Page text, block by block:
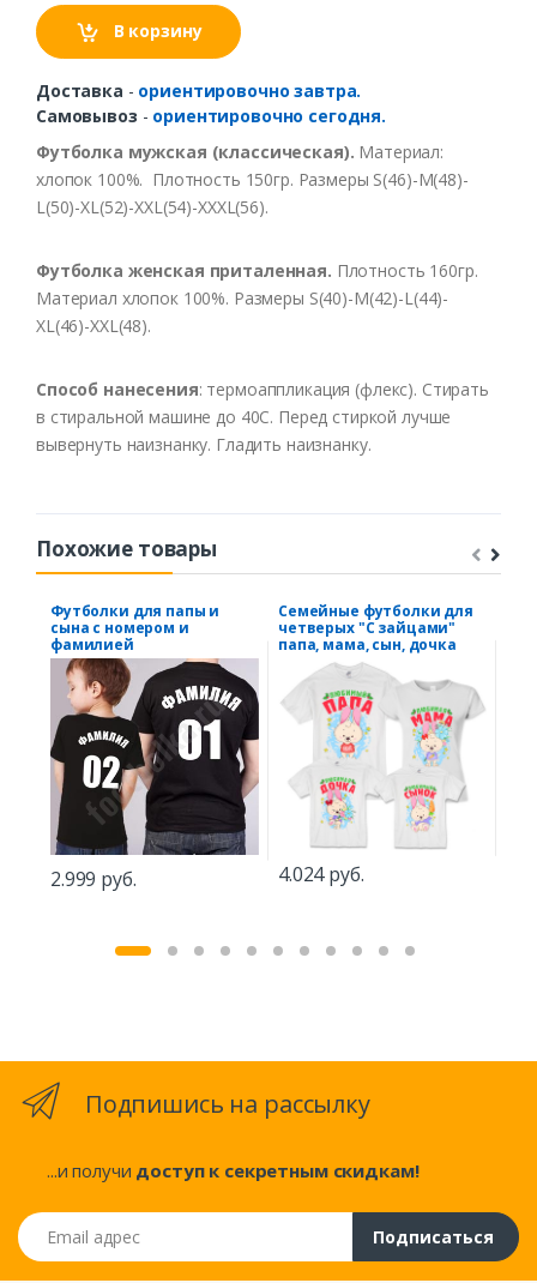
В корзину
Доставка - ориентировочно завтра.
Самовывоз - ориентировочно сегодня.
Футболка мужская (классическая). Материал:
хлопок 100%. Плотность 150гр. Размеры S(46)-M(48)-
L(50)-XL(52)-XXL(54)-XXXL(56).
Футболка женская приталенная. Плотность 160гр.
Материал хлопок 100%. Размеры S(40)-M(42)-L(44)-
XL(46)-XXL(48).
Способ нанесения: термоаппликация (флекс). Стирать
в стиральной машине до 40С. Перед стиркой лучше
вывернуть наизнанку. Гладить наизнанку.
Похожие товары
Футболки для папы и
сына с номером и
фамилией
2.999 руб.
Семейные футболки для
четверых "С зайцами"
папа, мама, сын, дочка
4.024 руб.
Подпишись на рассылку
...и получи доступ к секретным скидкам!
Email адрес
Подписаться